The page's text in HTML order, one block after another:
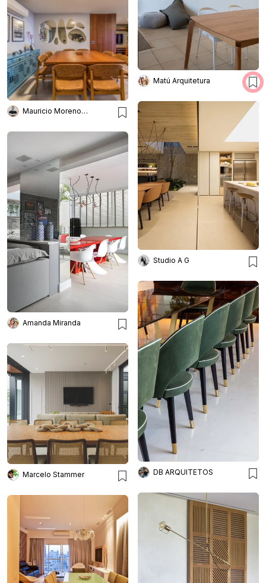
Matú Arquitetura
Mauricio Moreno Fotografia
Studio A G
Amanda Miranda
DB ARQUITETOS
Marcelo Stammer